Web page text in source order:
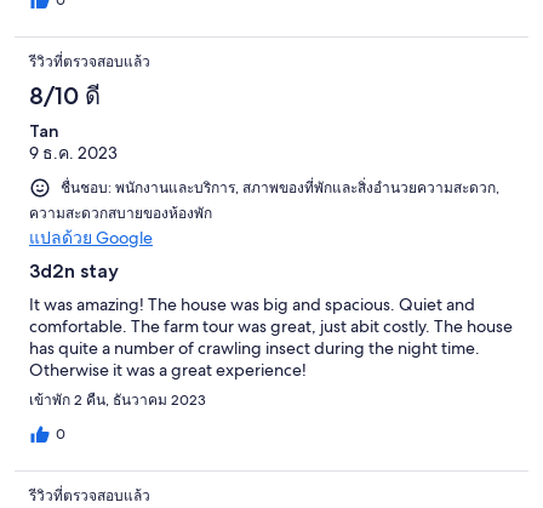
รีวิวที่ตรวจสอบแล้ว
8/10 ดี
Tan
9 ธ.ค. 2023
ชื่นชอบ: พนักงานและบริการ, สภาพของที่พักและสิ่งอำนวยความสะดวก,
ความสะดวกสบายของห้องพัก
แปลด้วย Google
3d2n stay
It was amazing! The house was big and spacious. Quiet and
comfortable. The farm tour was great, just abit costly. The house
has quite a number of crawling insect during the night time.
Otherwise it was a great experience!
เข้าพัก 2 คืน, ธันวาคม 2023
0
รีวิวที่ตรวจสอบแล้ว